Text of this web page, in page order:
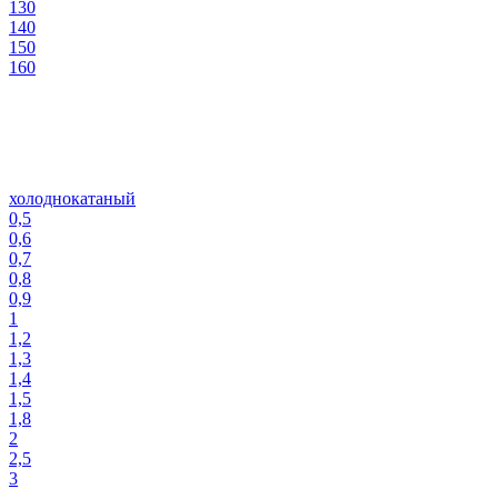
130
140
150
160
холоднокатаный
0,5
0,6
0,7
0,8
0,9
1
1,2
1,3
1,4
1,5
1,8
2
2,5
3